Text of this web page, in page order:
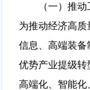
（一）推动工
为推动经济高
信息、高端装
优势产业提级转
高端化、智能化